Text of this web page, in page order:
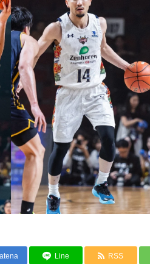
Line RSS